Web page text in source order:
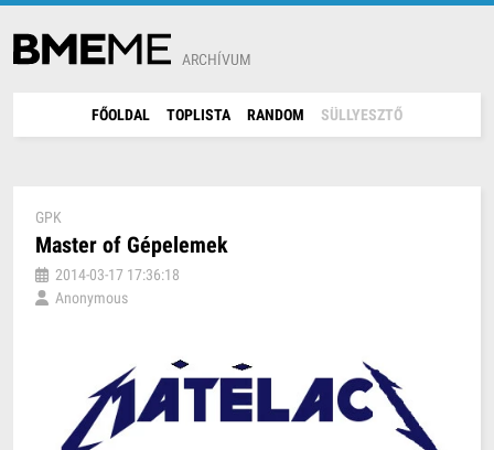
ARCHÍVUM
FŐOLDAL TOPLISTA RANDOM SÜLLYESZTŐ
GPK
Master of Gépelemek
2014-03-17 17:36:18
Anonymous